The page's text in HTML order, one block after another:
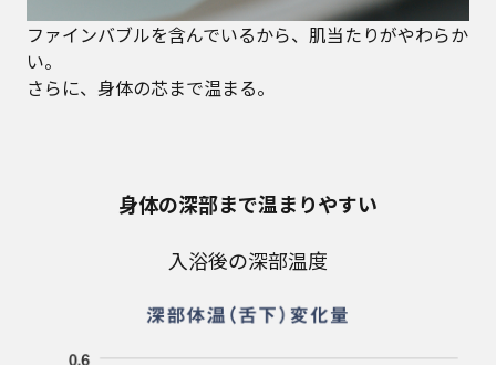
ファインバブルを含んでいるから、肌当たりがやわらか
い。
さらに、身体の芯まで温まる。
身体の深部まで温まりやすい
入浴後の深部温度